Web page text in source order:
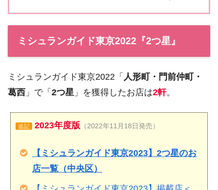
ミシュランガイド東京2022『2つ星』
ミシュランガイド東京2022「 人形町・門前仲町・
葛西 」で「 2つ星 」を獲得したお店は2軒。
追記 2023年度版 （2022年11月18日発売）
【ミシュランガイド東京2023】2つ星のお
店一覧（中央区）